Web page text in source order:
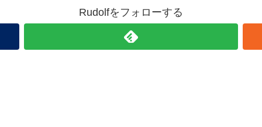
Rudolfをフォローする